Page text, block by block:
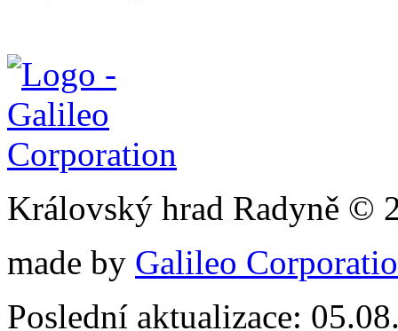
Královský hrad Radyně ©
made by Galileo
Poslední aktualizace: